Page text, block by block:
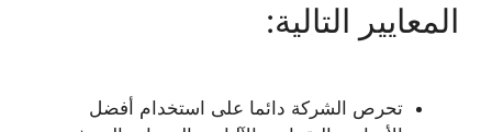
المعايير التالية:
تحرص الشركة دائما على استخدام أفضل